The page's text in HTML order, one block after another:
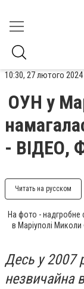
10:30, 27 лютого 2024
ОУН у
- ВІДЕО,
Читать на русском
На фото - надгробне
в Маріуполі
Десь у 2007
незвичайна